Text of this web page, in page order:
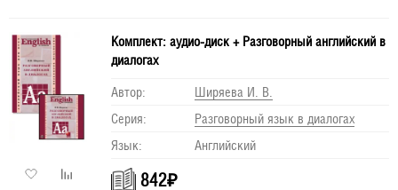
Комплект: аудио-диск + Разговорный английский в
диалогах
Автор:
Ширяева И. В.
Серия:
Разговорный язык в диалогах
Язык:
Английский
842₽